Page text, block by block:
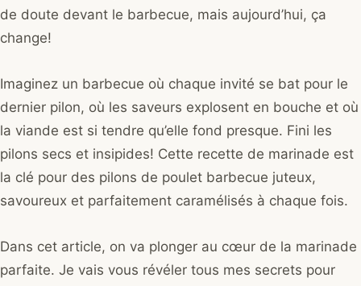
de doute devant le barbecue, mais aujourd’hui, ça
change!
Imaginez un barbecue où chaque invité se bat pour le
dernier pilon, où les saveurs explosent en bouche et où
la viande est si tendre qu’elle fond presque. Fini les
pilons secs et insipides! Cette recette de marinade est
la clé pour des pilons de poulet barbecue juteux,
savoureux et parfaitement caramélisés à chaque fois.
Dans cet article, on va plonger au cœur de la marinade
parfaite. Je vais vous révéler tous mes secrets pour